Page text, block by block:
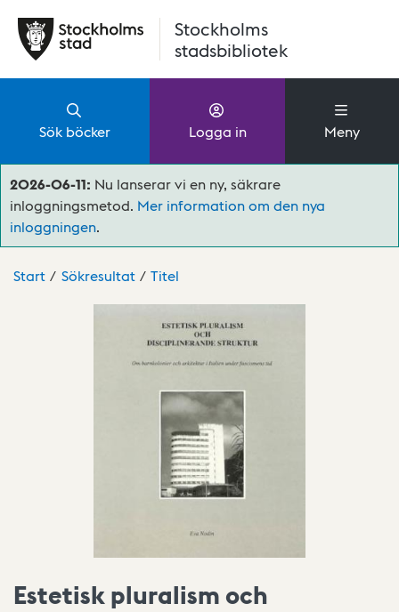
Stockholms
stadsbibliotek
Sök böcker Logga in Meny
2026-06-11: Nu lanserar vi en ny, säkrare
inloggningsmetod. Mer information om den nya
inloggningen.
Start Sökresultat Titel
Estetisk pluralism och